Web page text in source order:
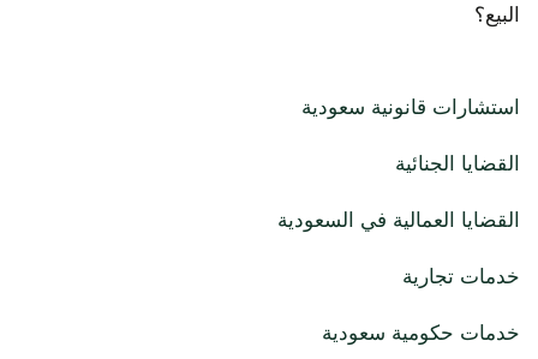
البيع؟
استشارات قانونية سعودية
القضايا الجنائية
القضايا العمالية في السعودية
خدمات تجارية
خدمات حكومية سعودية